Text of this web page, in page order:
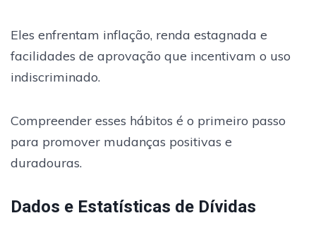
Eles enfrentam inflação, renda estagnada e
facilidades de aprovação que incentivam o uso
indiscriminado.
Compreender esses hábitos é o primeiro passo
para promover mudanças positivas e
duradouras.
Dados e Estatísticas de Dívidas